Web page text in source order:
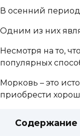
В осенний
Одним из них
Несмотря на то,
популярных
Морковь – это
приобрести
Содержание